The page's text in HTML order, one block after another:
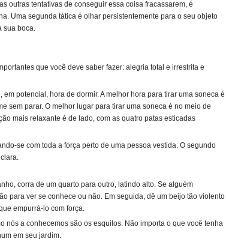
outras tentativas de conseguir essa coisa fracassarem, é
Uma segunda tática é olhar persistentemente para o seu objeto
sua boca.
que você deve saber fazer: alegria total e irrestrita e
potencial, hora de dormir. A melhor hora para tirar uma soneca é
sem parar. O melhor lugar para tirar uma soneca é no meio de
mais relaxante é de lado, com as quatro patas esticadas
se com toda a força perto de uma pessoa vestida. O segundo
corra de um quarto para outro, latindo alto. Se alguém
para ver se conhece ou não. Em seguida, dê um beijo tão violento
empurrá-lo com força.
nós a conhecemos são os esquilos. Não importa o que você tenha
em seu jardim.